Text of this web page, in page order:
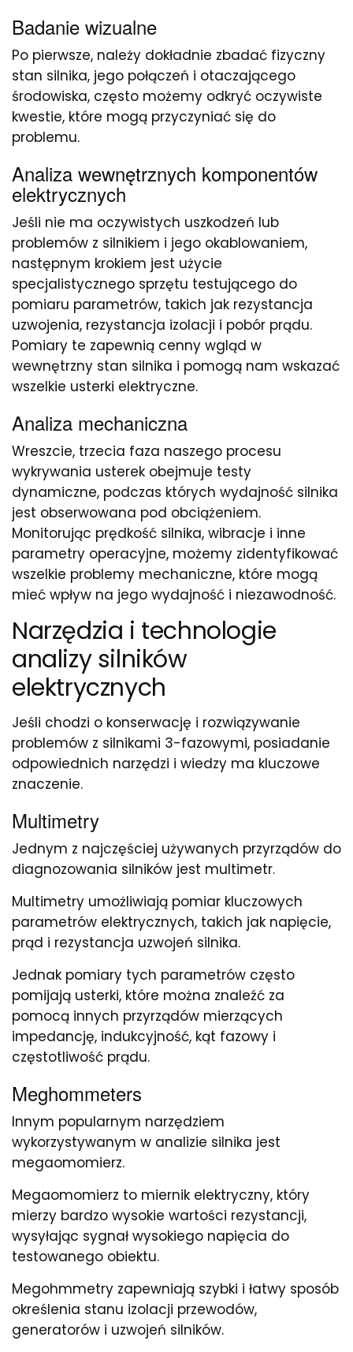
Badanie wizualne
Po pierwsze, należy dokładnie zbadać fizyczny
stan silnika, jego połączeń i otaczającego
środowiska, często możemy odkryć oczywiste
kwestie, które mogą przyczyniać się do
problemu.
Analiza wewnętrznych komponentów
elektrycznych
Jeśli nie ma oczywistych uszkodzeń lub
problemów z silnikiem i jego okablowaniem,
następnym krokiem jest użycie
specjalistycznego sprzętu testującego do
pomiaru parametrów, takich jak rezystancja
uzwojenia, rezystancja izolacji i pobór prądu.
Pomiary te zapewnią cenny wgląd w
wewnętrzny stan silnika i pomogą nam wskazać
wszelkie usterki elektryczne.
Analiza mechaniczna
Wreszcie, trzecia faza naszego procesu
wykrywania usterek obejmuje testy
dynamiczne, podczas których wydajność silnika
jest obserwowana pod obciążeniem.
Monitorując prędkość silnika, wibracje i inne
parametry operacyjne, możemy zidentyfikować
wszelkie problemy mechaniczne, które mogą
mieć wpływ na jego wydajność i niezawodność.
Narzędzia i technologie
analizy silników
elektrycznych
Jeśli chodzi o konserwację i rozwiązywanie
problemów z silnikami 3-fazowymi, posiadanie
odpowiednich narzędzi i wiedzy ma kluczowe
znaczenie.
Multimetry
Jednym z najczęściej używanych przyrządów do
diagnozowania silników jest multimetr.
Multimetry umożliwiają pomiar kluczowych
parametrów elektrycznych, takich jak napięcie,
prąd i rezystancja uzwojeń silnika.
Jednak pomiary tych parametrów często
pomijają usterki, które można znaleźć za
pomocą innych przyrządów mierzących
impedancję, indukcyjność, kąt fazowy i
częstotliwość prądu.
Meghommeters
Innym popularnym narzędziem
wykorzystywanym w analizie silnika jest
megaomomierz.
Megaomomierz to miernik elektryczny, który
mierzy bardzo wysokie wartości rezystancji,
wysyłając sygnał wysokiego napięcia do
testowanego obiektu.
Megohmmetry zapewniają szybki i łatwy sposób
określenia stanu izolacji przewodów,
generatorów i uzwojeń silników.